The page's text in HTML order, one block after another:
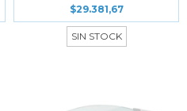
$29.381,67
SIN STOCK